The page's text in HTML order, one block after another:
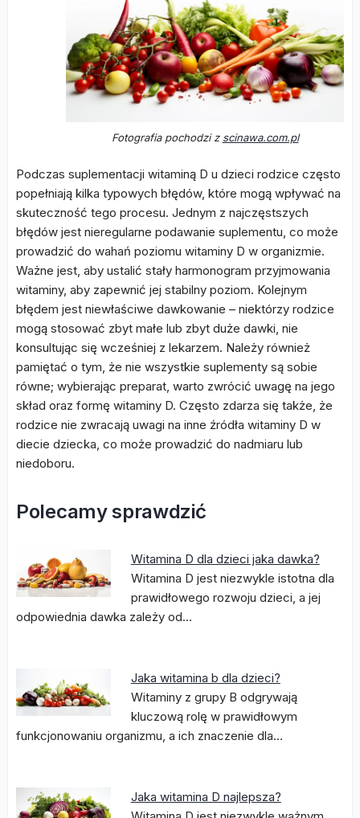
Fotografia pochodzi z scinawa.com.pl
Podczas suplementacji witaminą D u dzieci rodzice często
popełniają kilka typowych błędów, które mogą wpływać na
skuteczność tego procesu. Jednym z najczęstszych
błędów jest nieregularne podawanie suplementu, co może
prowadzić do wahań poziomu witaminy D w organizmie.
Ważne jest, aby ustalić stały harmonogram przyjmowania
witaminy, aby zapewnić jej stabilny poziom. Kolejnym
błędem jest niewłaściwe dawkowanie – niektórzy rodzice
mogą stosować zbyt małe lub zbyt duże dawki, nie
konsultując się wcześniej z lekarzem. Należy również
pamiętać o tym, że nie wszystkie suplementy są sobie
równe; wybierając preparat, warto zwrócić uwagę na jego
skład oraz formę witaminy D. Często zdarza się także, że
rodzice nie zwracają uwagi na inne źródła witaminy D w
diecie dziecka, co może prowadzić do nadmiaru lub
niedoboru.
Polecamy sprawdzić
Witamina D dla dzieci jaka dawka?
Witamina D jest niezwykle istotna dla
prawidłowego rozwoju dzieci, a jej
odpowiednia dawka zależy od…
Jaka witamina b dla dzieci?
Witaminy z grupy B odgrywają
kluczową rolę w prawidłowym
funkcjonowaniu organizmu, a ich znaczenie dla…
Jaka witamina D najlepsza?